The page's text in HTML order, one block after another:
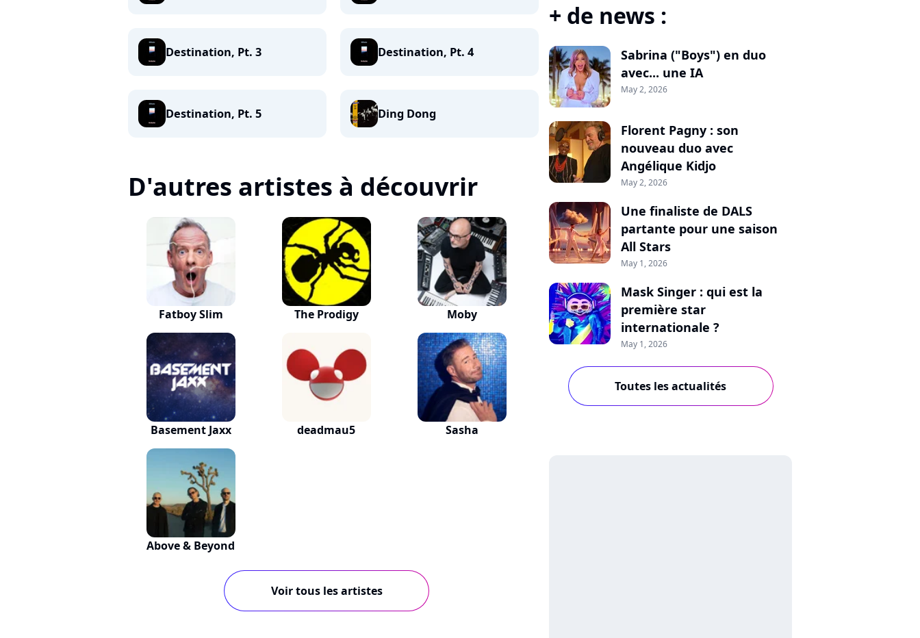
Destination, Pt. 3 Destination, Pt. 4
Destination, Pt. 5 Ding Dong
D'autres artistes à découvrir
Fatboy Slim The Prodigy Moby
Basement Jaxx deadmau5 Sasha
Above & Beyond
Voir tous les artistes
+ de news :
Sabrina ("Boys") en duo
avec... une IA
May 2, 2026
Florent Pagny : son
nouveau duo avec
Angélique Kidjo
May 2, 2026
Une finaliste de DALS
partante pour une saison
All Stars
May 1, 2026
Mask Singer : qui est la
première star
internationale ?
May 1, 2026
Toutes les actualités